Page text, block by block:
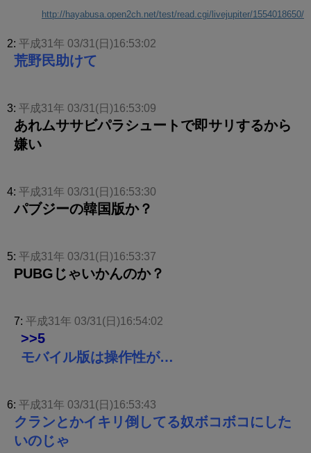
http://hayabusa.open2ch.net/test/read.cgi/livejupiter/1554018650/
2: 平成31年 03/31(日)16:53:02
荒野民助けて
3: 平成31年 03/31(日)16:53:09
あれムササビパラシュートで即サリするから
嫌い
4: 平成31年 03/31(日)16:53:30
パブジーの韓国版か？
5: 平成31年 03/31(日)16:53:37
PUBGじゃいかんのか？
7: 平成31年 03/31(日)16:54:02
>>5
モバイル版は操作性が…
6: 平成31年 03/31(日)16:53:43
クランとかイキリ倒してる奴ボコボコにした
いのじゃ